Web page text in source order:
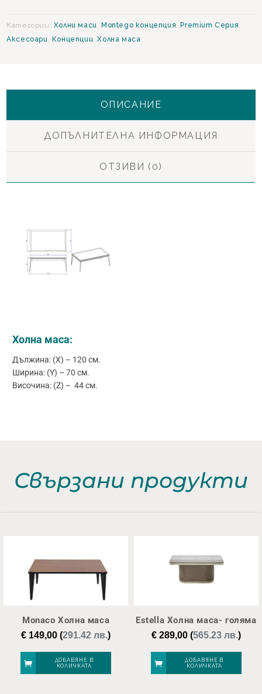
цвят
Злато
Категории: Холни маси, Montego концепция, Premium Серия,
Аксесоари, Концепции,Холна маса
ОПИСАНИЕ
ДОПЪЛНИТЕЛНА ИНФОРМАЦИЯ
ОТЗИВИ (0)
Холна маса:
Дължина: (X) – 120 см.
Ширина: (Y) – 70 см.
Височина: (Z) – 44 см.
Свързани продукти
Monaco Холна маса
€ 149,00 (291.42 лв.)
ДОБАВЯНЕ В
КОЛИЧКАТА
Estella Холна маса- голяма
€289,00(565.23 лв.)
ДОБАВЯНЕ В
КОЛИЧКАТА